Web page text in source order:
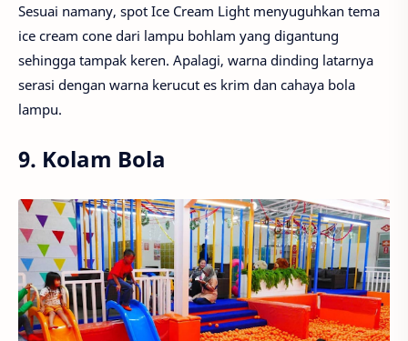
Sesuai namany, spot Ice Cream Light menyuguhkan tema
ice cream cone dari lampu bohlam yang digantung
sehingga tampak keren. Apalagi, warna dinding latarnya
serasi dengan warna kerucut es krim dan cahaya bola
lampu.
9. Kolam Bola